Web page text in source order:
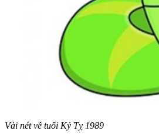
Vài nét về tuổi Kỷ Tỵ 1989